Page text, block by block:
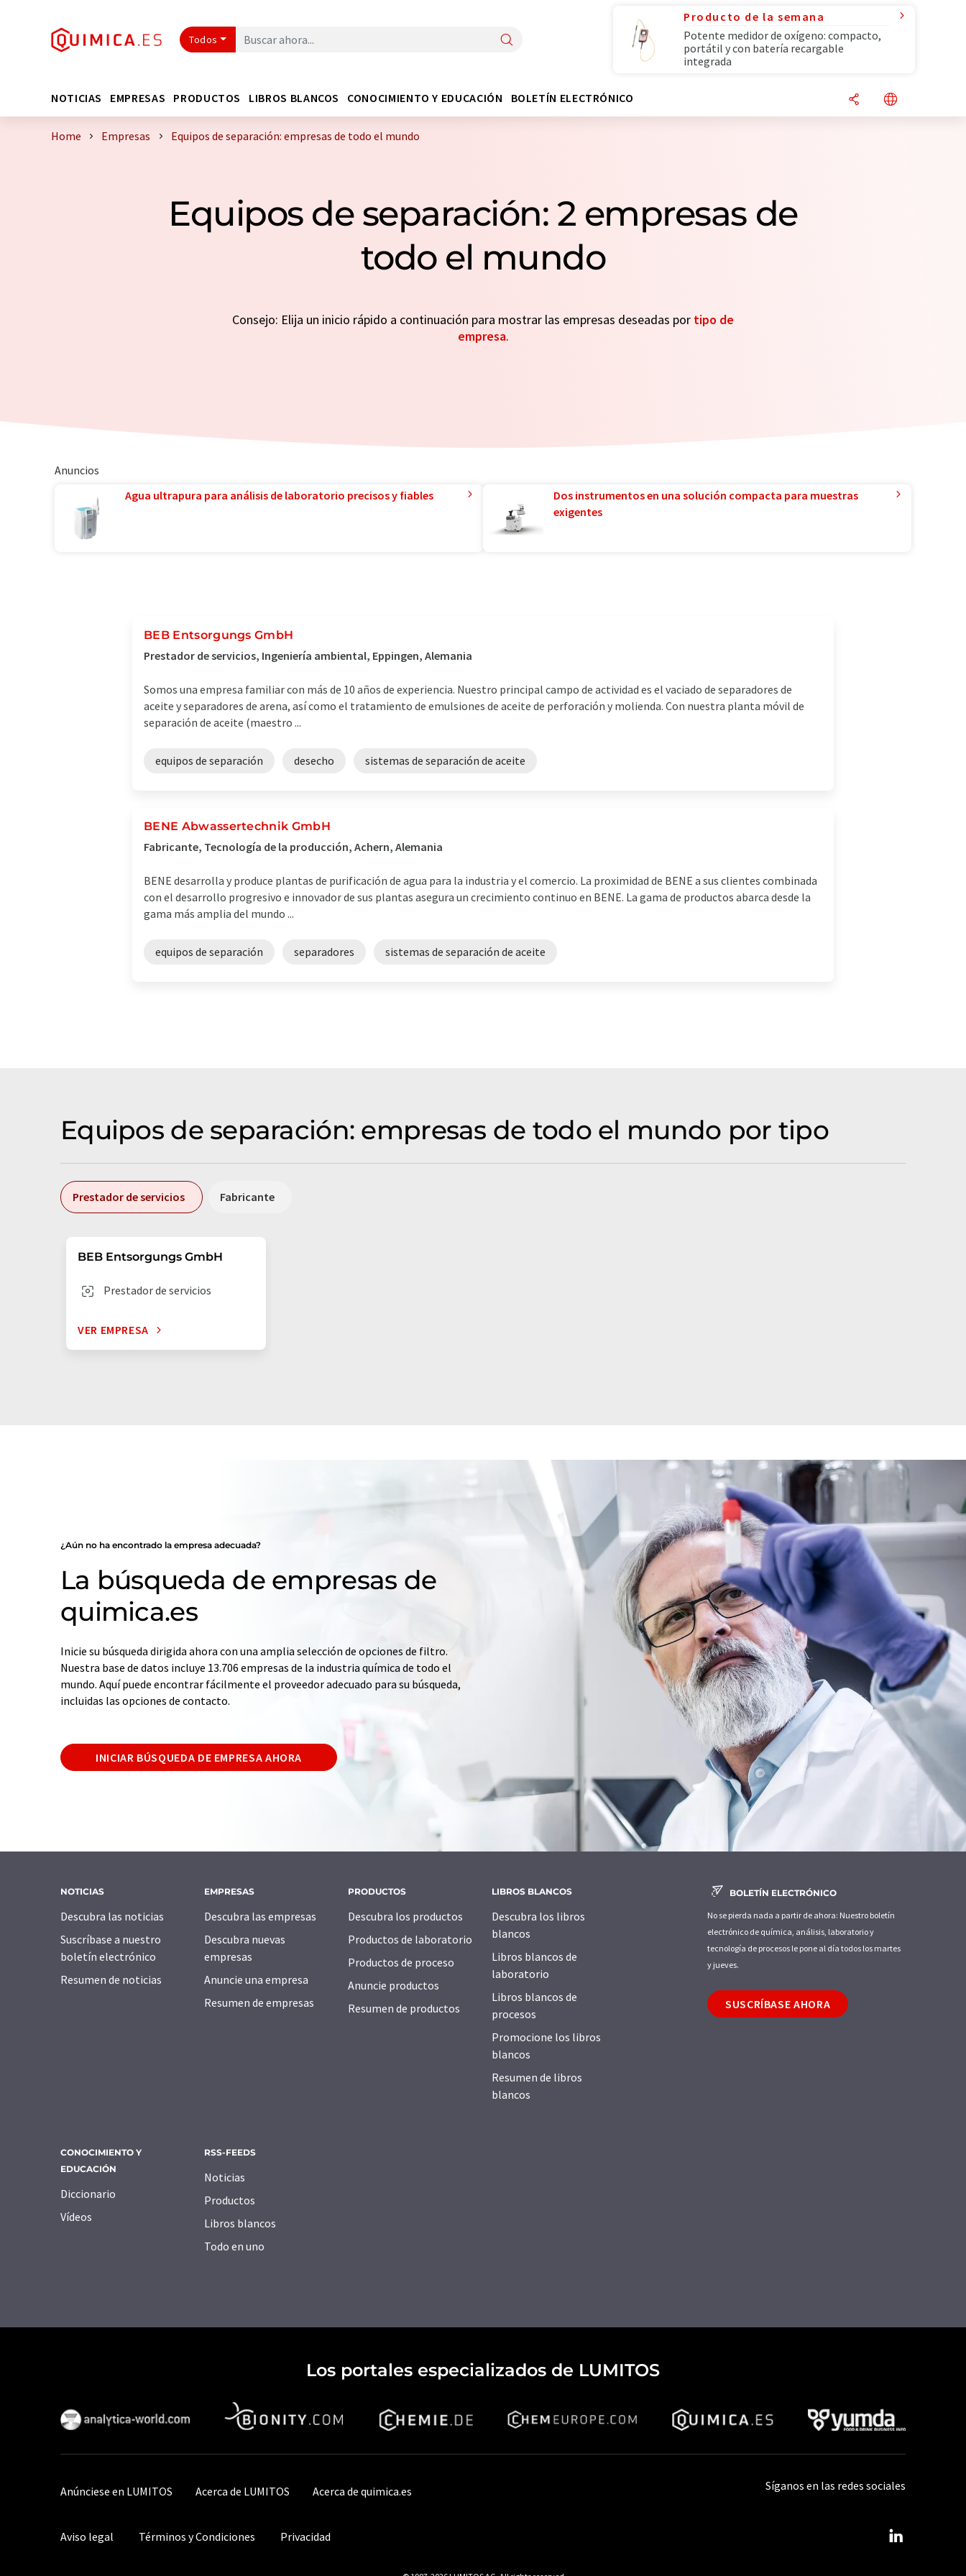
Todos
Producto de la semana
Potente medidor de oxígeno: compacto,
portátil y con batería recargable
integrada
NOTICIAS EMPRESAS PRODUCTOS LIBROS BLANCOS CONOCIMIENTO Y EDUCACIÓN BOLETÍN ELECTRÓNICO
Home Empresas Equipos de separación: empresas de todo el mundo
Equipos de separación: 2 empresas de
todo el mundo
Consejo: Elija un inicio rápido a continuación para mostrar las empresas deseadas por tipo de
empresa.
Anuncios
Agua ultrapura para análisis de laboratorio precisos y fiables
Dos instrumentos en una solución compacta para muestras
exigentes
BEB Entsorgungs GmbH
Prestador de servicios, Ingeniería ambiental, Eppingen, Alemania
Somos una empresa familiar con más de 10 años de experiencia. Nuestro principal campo de actividad es el vaciado de separadores de
aceite y separadores de arena, así como el tratamiento de emulsiones de aceite de perforación y molienda. Con nuestra planta móvil de
separación de aceite (maestro ...
equipos de separación desecho sistemas de separación de aceite
BENE Abwassertechnik GmbH
Fabricante, Tecnología de la producción, Achern, Alemania
BENE desarrolla y produce plantas de purificación de agua para la industria y el comercio. La proximidad de BENE a sus clientes combinada
con el desarrollo progresivo e innovador de sus plantas asegura un crecimiento continuo en BENE. La gama de productos abarca desde la
gama más amplia del mundo ...
equipos de separación separadores sistemas de separación de aceite
Equipos de separación: empresas de todo el mundo por tipo
Prestador de servicios Fabricante
BEB Entsorgungs GmbH
Prestador de servicios
VER EMPRESA
¿Aún no ha encontrado la empresa adecuada?
La búsqueda de empresas de
quimica.es
Inicie su búsqueda dirigida ahora con una amplia selección de opciones de filtro.
Nuestra base de datos incluye 13.706 empresas de la industria química de todo el
mundo. Aquí puede encontrar fácilmente el proveedor adecuado para su búsqueda,
incluidas las opciones de contacto.
INICIAR BÚSQUEDA DE EMPRESA AHORA
NOTICIAS
Descubra las noticias
Suscríbase a nuestro
boletín electrónico
Resumen de noticias
EMPRESAS
Descubra las empresas
Descubra nuevas
empresas
Anuncie una empresa
Resumen de empresas
PRODUCTOS
Descubra los productos
Productos de laboratorio
Productos de proceso
Anuncie productos
Resumen de productos
LIBROS BLANCOS
Descubra los libros
blancos
Libros blancos de
laboratorio
Libros blancos de
procesos
Promocione los libros
blancos
Resumen de libros
blancos
CONOCIMIENTO Y
EDUCACIÓN
Diccionario
Vídeos
RSS-FEEDS
Noticias
Productos
Libros blancos
Todo en uno
BOLETÍN ELECTRÓNICO
No se pierda nada a partir de ahora: Nuestro boletín
electrónico de química, análisis, laboratorio y
tecnología de procesos le pone al día todos los martes
y jueves.
SUSCRÍBASE AHORA
Los portales especializados de LUMITOS
Anúnciese en LUMITOS Acerca de LUMITOS Acerca de quimica.es
Aviso legal Términos y Condiciones Privacidad
Síganos en las redes sociales